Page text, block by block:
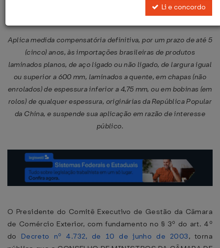
Aplica medida compensatória definitiva, por um prazo de até 5
(cinco) anos, às importações brasileiras de produtos
laminados planos, de aço ligado ou não ligado, de largura igual
ou superior a 600 mm, laminados a quente, em chapas (não
enrolados) de espessura inferior a 4,75 mm, ou em bobinas (em
rolos) de qualquer espessura, originárias da República Popular
da China, e suspende sua aplicação em razão de interesse
público.
O Presidente do Comitê Executivo de Gestão da Câmara
de Comércio Exterior, com fundamento no § 3º do art. 4º
do Decreto nº 4.732, de 10 de junho de 2003, torna
Li e concordo